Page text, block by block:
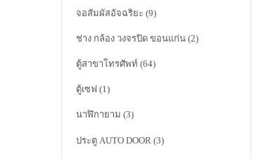
จอสัมผัสอัจฉริยะ (9)
ช่าง กล้อง วงจรปิด ขอนแก่น (2)
ตู้สาขาโทรศัพท์ (64)
ตู้เซฟ (1)
นาฬิกายาม (3)
ประตู AUTO DOOR (3)